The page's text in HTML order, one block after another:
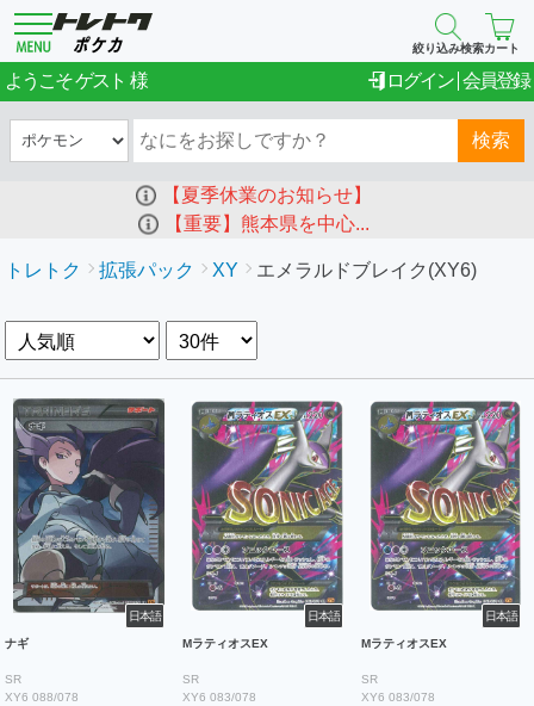
絞り込み検索カート
ようこそゲスト ログイン 会員登録
検索
【夏季休業のお知らせ】
【重要】熊本県を中心...
トレトク 拡張パック XY エメラルドブレイク(XY6)
日本語
ナギ
SR
XY6 088/078
日本語
MラティオスEX
SR
XY6 083/078
日本語
MラティオスEX
SR
XY6 083/078